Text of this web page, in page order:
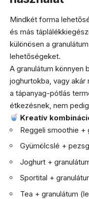
Mindkét forma
és más
különösen a
lehetőségeket.
A granulátum könnyen
joghurtokba, vagy
a tápanyag-pótlás
étkezésnek, nem
Kreatív
Reggeli smoothie +
Gyümölcslé +
Joghurt +
Sportital +
Tea + granulátum